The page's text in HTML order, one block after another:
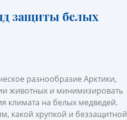
защиты белых
разнообразие Арктики,
животных и минимизировать
климата на белых медведей.
какой хрупкой и беззащитной